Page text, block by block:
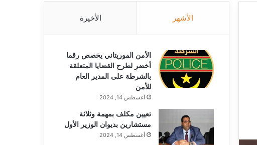
الأشهر الأخيرة
الأمن الموريتاني يخصص رقما
أخضر لطرح القضايا المتعلقة
بالشرطة على المدير العام
للأمن
أغسطس 14, 2024
تعيين مكلف بمهمة وثلاثة
مستشارين بديوان الوزير الأول
أغسطس 14, 2024